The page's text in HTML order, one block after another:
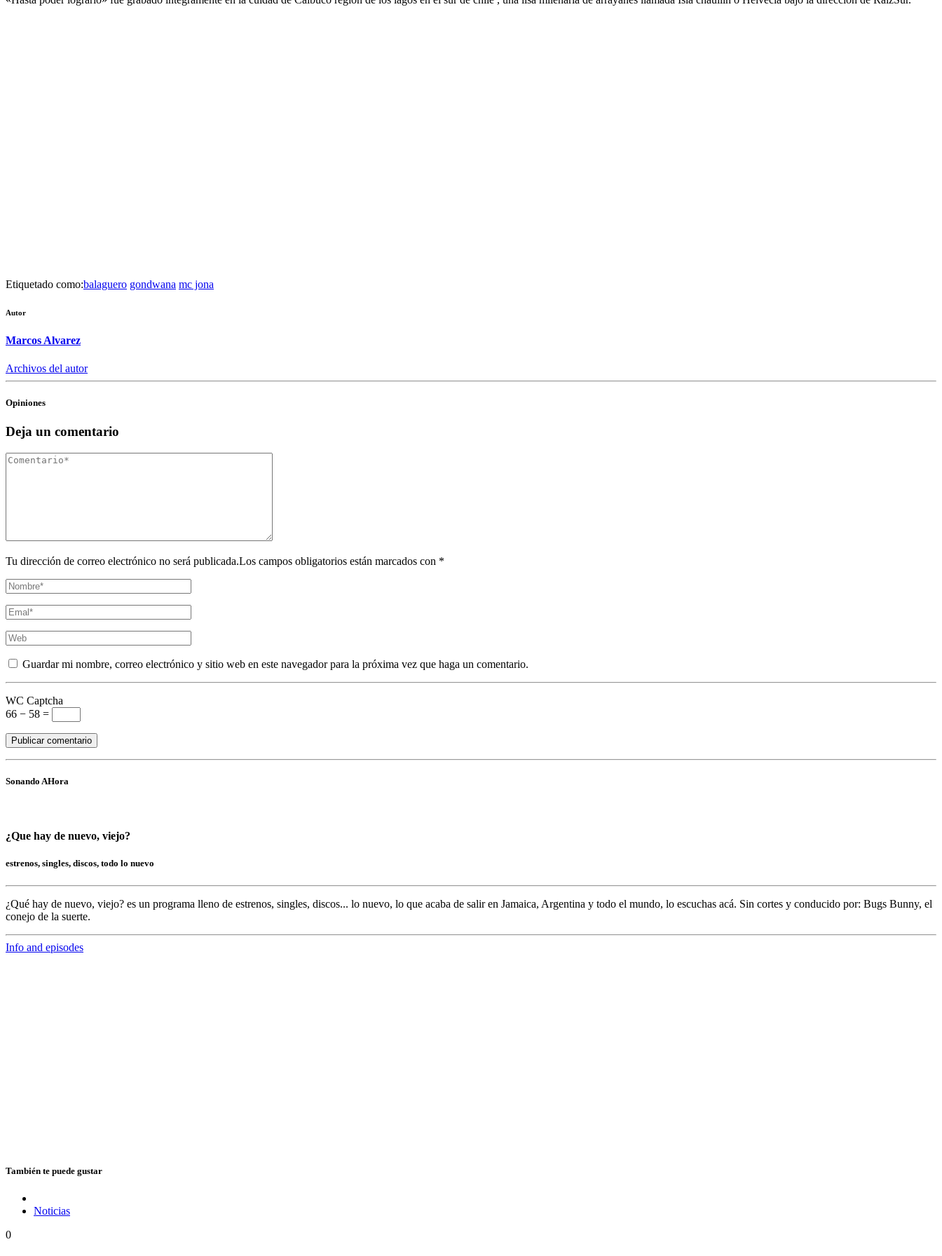
Etiquetado como:balaguero gondwana mc jona
Autor
Marcos Alvarez
Archivos del autor
Opiniones
Deja un comentario
Tu dirección de correo electrónico no será publicada.Los campos obligatorios están marcados con *
Guardar mi nombre, correo electrónico y sitio web en este navegador para la próxima vez que haga un comentario.
WC Captcha
66 − 58 =
Sonando AHora
¿Que hay de nuevo, viejo?
estrenos, singles, discos, todo lo nuevo
¿Qué hay de nuevo, viejo? es un programa lleno de estrenos, singles, discos... lo nuevo, lo que acaba de salir en Jamaica, Argentina y todo el mundo, lo escuchas acá. Sin cortes y conducido por: Bugs Bunny, el
conejo de la suerte.
Info and episodes
También te puede gustar
Noticias
0